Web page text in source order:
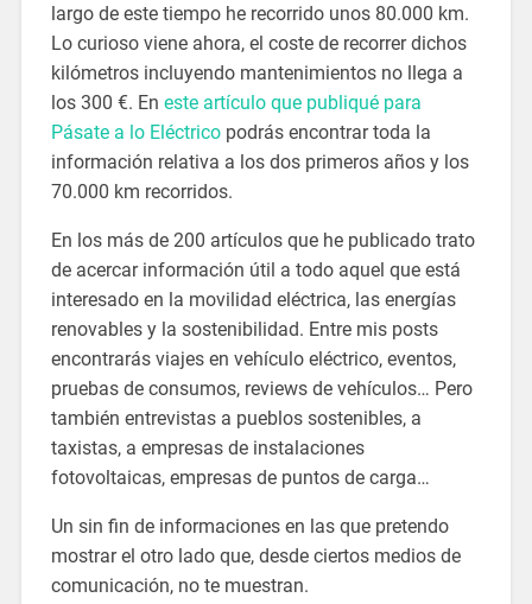
largo de este tiempo he recorrido unos 80.000 km.
Lo curioso viene ahora, el coste de recorrer dichos
kilómetros incluyendo mantenimientos no llega a
los 300 €. En este artículo que publiqué para
Pásate a lo Eléctricopodrás encontrar toda la
información relativa a los dos primeros años y los
70.000 km recorridos.
En los más de 200 artículos que he publicado trato
de acercar información útil a todo aquel que está
interesado en la movilidad eléctrica, las energías
renovables y la sostenibilidad. Entre mis posts
encontrarás viajes en vehículo eléctrico, eventos,
pruebas de consumos, reviews de vehículos… Pero
también entrevistas a pueblos sostenibles, a
taxistas, a empresas de instalaciones
fotovoltaicas, empresas de puntos de carga…
Un sin fin de informaciones en las que pretendo
mostrar el otro lado que, desde ciertos medios de
comunicación, no te muestran.